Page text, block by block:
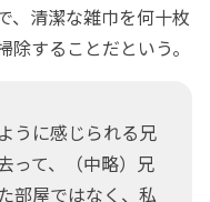
、清潔な雑巾を何十枚
することだという。
うに感じられる兄
って、（中略）兄
部屋ではなく、私